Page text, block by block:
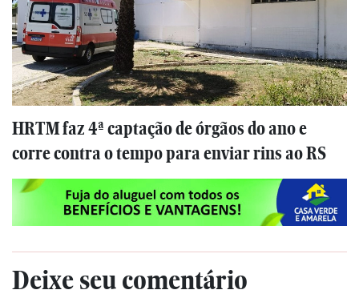
HRTM faz 4ª captação de órgãos do ano e
corre contra o tempo para enviar rins ao RS
Deixe seu comentário